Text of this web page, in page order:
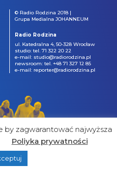
© Radio Rodzina 2018 |
Grupa Medialna JOHANNEUM
Radio Rodzina
ul. Katedralna 4, 50-328 Wrocław
studio: tel. 71 322 20 22
e-mail: studio@radiorodzina.pl
newsroom: tel. +48 71 327 12 85
e-mail: reporter@radiorodzina.pl
&
by zagwarantować najwyższa
Poliyka prywatności